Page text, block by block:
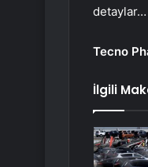
detaylar…
Tecno
İlgili